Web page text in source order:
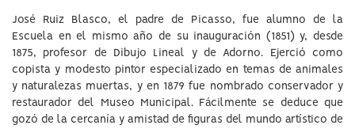
José Ruiz Blasco, el padre de Picasso, fue alumno de la
Escuela en el mismo año de su inauguración (1851) y, desde
1875, profesor de Dibujo Lineal y de Adorno. Ejerció como
copista y modesto pintor especializado en temas de animales
y naturalezas muertas, y en 1879 fue nombrado conservador y
restaurador del Museo Municipal. Fácilmente se deduce que
gozó de la cercanía y amistad de figuras del mundo artístico de